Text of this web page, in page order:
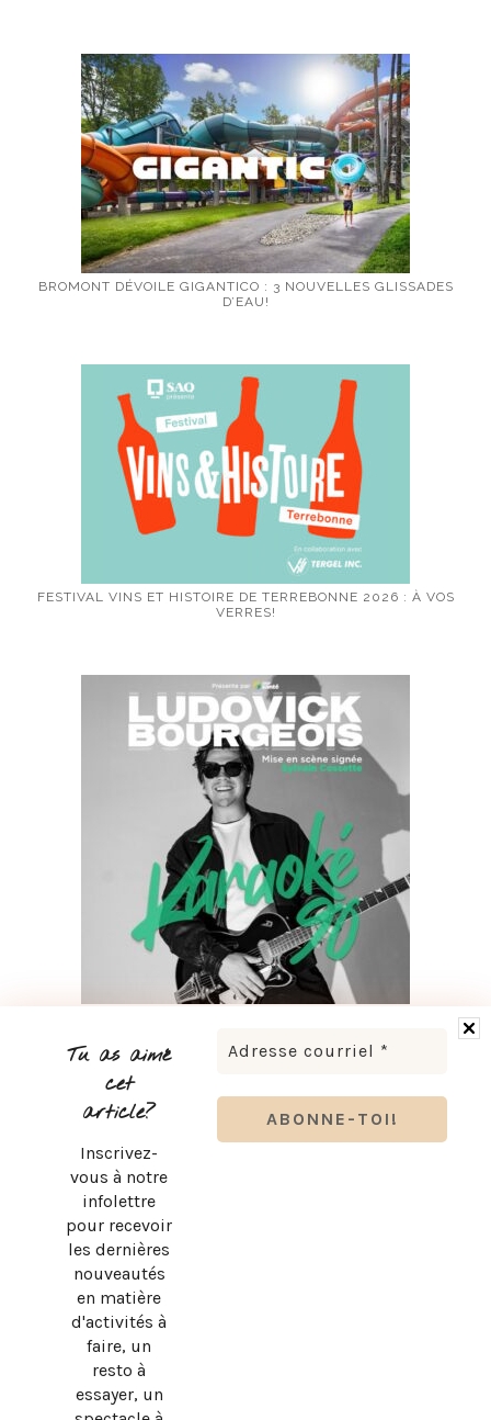
Tu as aimé
cet
article?
Inscrivez-
vous à notre
infolettre
pour recevoir
les dernières
nouveautés
en matière
d'activités à
faire, un
resto à
essayer, un
BROMONT DÉVOILE GIGANTICO : 3 NOUVELLES GLISSADES
D’EAU!
FESTIVAL VINS ET HISTOIRE DE TERREBONNE 2026 : À VOS
VERRES!